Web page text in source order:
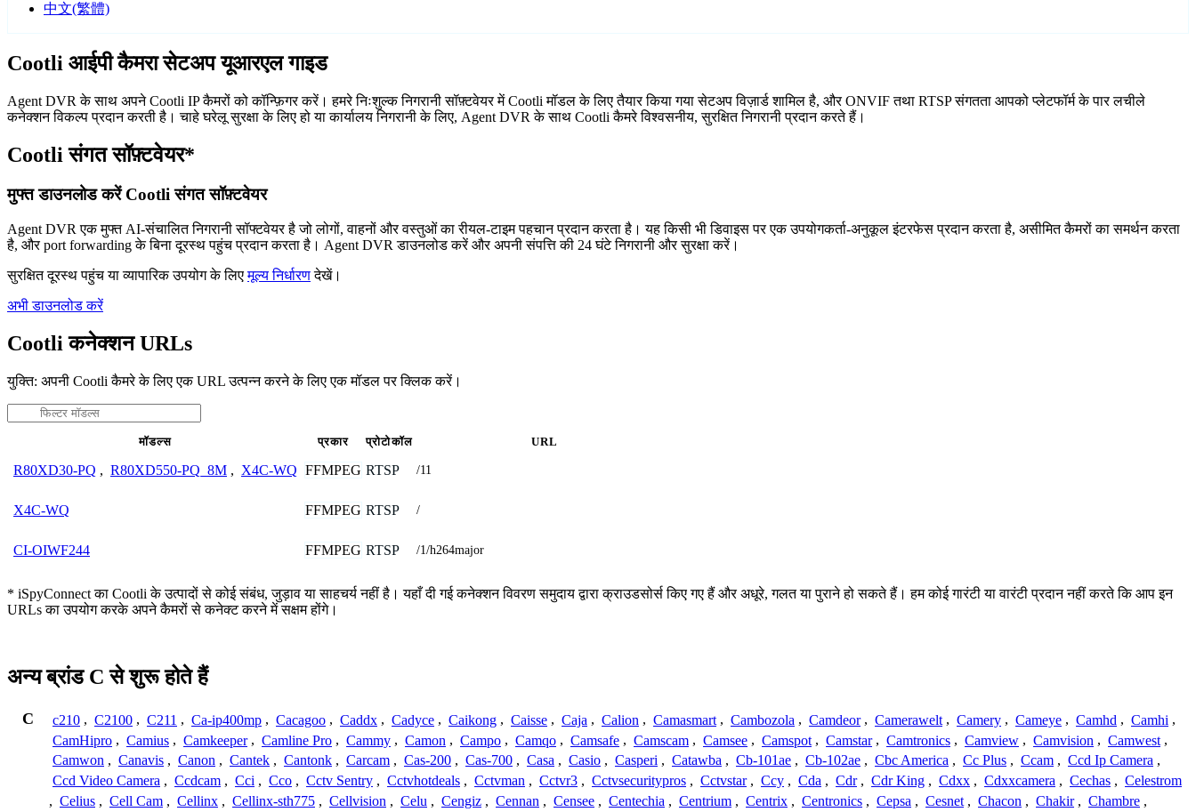
中文(繁體)
Cootli आईपी कैमरा सेटअप यूआरएल गाइड
Agent DVR के साथ अपने Cootli IP कैमरों को कॉन्फ़िगर करें। हमरे निःशुल्क निगरानी सॉफ़्टवेयर में Cootli मॉडल के लिए तैयार किया गया सेटअप विज़ार्ड शामिल है, और ONVIF तथा RTSP संगतता आपको प्लेटफॉर्म के पार लचीले
कनेक्शन विकल्प प्रदान करती है। चाहे घरेलू सुरक्षा के लिए हो या कार्यालय निगरानी के लिए, Agent DVR के साथ Cootli कैमरे विश्वसनीय, सुरक्षित निगरानी प्रदान करते हैं।
Cootli संगत सॉफ़्टवेयर*
मुफ्त डाउनलोड करें Cootli संगत सॉफ़्टवेयर
Agent DVR एक मुफ्त AI-संचालित निगरानी सॉफ्टवेयर है जो लोगों, वाहनों और वस्तुओं का रीयल-टाइम पहचान प्रदान करता है। यह किसी भी डिवाइस पर एक उपयोगकर्ता-अनुकूल इंटरफेस प्रदान करता है, असीमित कैमरों का समर्थन करता
है, और port forwarding के बिना दूरस्थ पहुंच प्रदान करता है। Agent DVR डाउनलोड करें और अपनी संपत्ति की 24 घंटे निगरानी और सुरक्षा करें।
सुरक्षित दूरस्थ पहुंच या व्यापारिक उपयोग के लिएमूल्य निर्धारणदेखें।
अभी डाउनलोड करें
Cootli कनेक्शन URLs
युक्ति: अपनी Cootli कैमरे के लिए एक URL उत्पन्न करने के लिए एक मॉडल पर क्लिक करें।
मॉडल्स प्रकार प्रोटोकॉल URL
R80XD30-PQ , R80XD550-PQ_8M , X4C-WQ FFMPEG RTSP /11
X4C-WQ FFMPEG RTSP /
CI-OIWF244 FFMPEG RTSP /1/h264major
* iSpyConnect का Cootli के उत्पादों से कोई संबंध, जुड़ाव या साहचर्य नहीं है। यहाँ दी गई कनेक्शन विवरण समुदाय द्वारा क्राउडसोर्स किए गए हैं और अधूरे, गलत या पुराने हो सकते हैं। हम कोई गारंटी या वारंटी प्रदान नहीं करते कि आप इन
URLs का उपयोग करके अपने कैमरों से कनेक्ट करने में सक्षम होंगे।
अन्य ब्रांड C से शुरू होते हैं
C c210 , C2100 , C211 , Ca-ip400mp , Cacagoo , Caddx , Cadyce , Caikong , Caisse , Caja , Calion , Camasmart , Cambozola , Camdeor , Camerawelt , Camery , Cameye , Camhd , Camhi ,
CamHipro , Camius , Camkeeper , Camline Pro , Cammy , Camon , Campo , Camqo , Camsafe , Camscam , Camsee , Camspot , Camstar , Camtronics , Camview , Camvision , Camwest ,
Camwon , Canavis , Canon , Cantek , Cantonk , Carcam , Cas-200 , Cas-700 , Casa , Casio , Casperi , Catawba , Cb-101ae , Cb-102ae , Cbc America , Cc Plus , Ccam , Ccd Ip Camera ,
Ccd Video Camera , Ccdcam , Cci , Cco , Cctv Sentry , Cctvhotdeals , Cctvman , Cctvr3 , Cctvsecuritypros , Cctvstar , Ccy , Cda , Cdr , Cdr King , Cdxx , Cdxxcamera , Cechas , Celestrom
, Celius , Cell Cam , Cellinx , Cellinx-sth775 , Cellvision , Celu , Cengiz , Cennan , Censee , Centechia , Centrium , Centrix , Centronics , Cepsa , Cesnet , Chacon , Chakir , Chambre ,